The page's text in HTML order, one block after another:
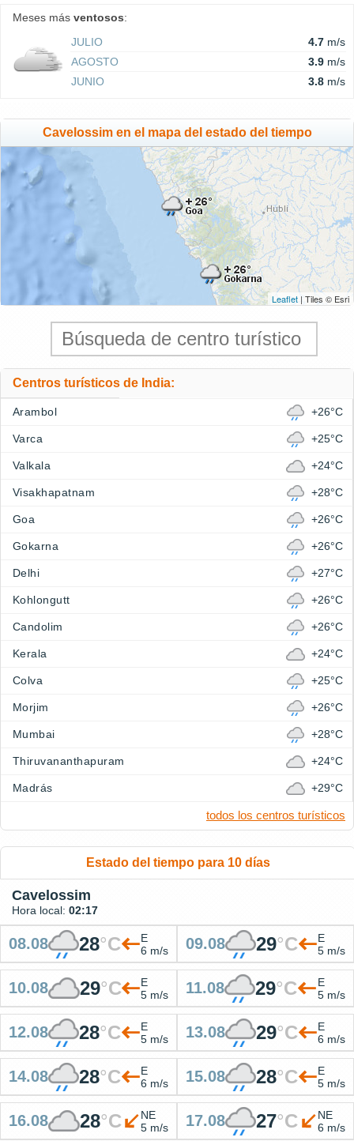
Meses más ventosos:
JULIO
4.7 m/s
AGOSTO
3.9 m/s
JUNIO
3.8 m/s
Cavelossim en el mapa del estado del tiempo
Leaflet | Tiles © Esri
Centros turísticos de India:
Arambol +26°C
Varca +25°C
Valkala +24°C
Visakhapatnam +28°C
Goa +26°C
Gokarna +26°C
Delhi +27°C
Kohlongutt +26°C
Candolim +26°C
Kerala +24°C
Colva +25°C
Morjim +26°C
Mumbai +28°C
Thiruvananthapuram +24°C
Madrás +29°C
todos los centros turísticos
Estado del tiempo para 10 días
Cavelossim
Hora local: 02:17
08.08 28°C
E
6 m/s
09.08 29°C
E
5 m/s
10.08 29°C
E
5 m/s
11.08 29°C
E
5 m/s
12.08 28°C
E
5 m/s
13.08 29°C
E
6 m/s
14.08 28°C
E
6 m/s
15.08 28°C
E
5 m/s
16.08 28°C
NE
5 m/s
17.08 27°C
NE
6 m/s